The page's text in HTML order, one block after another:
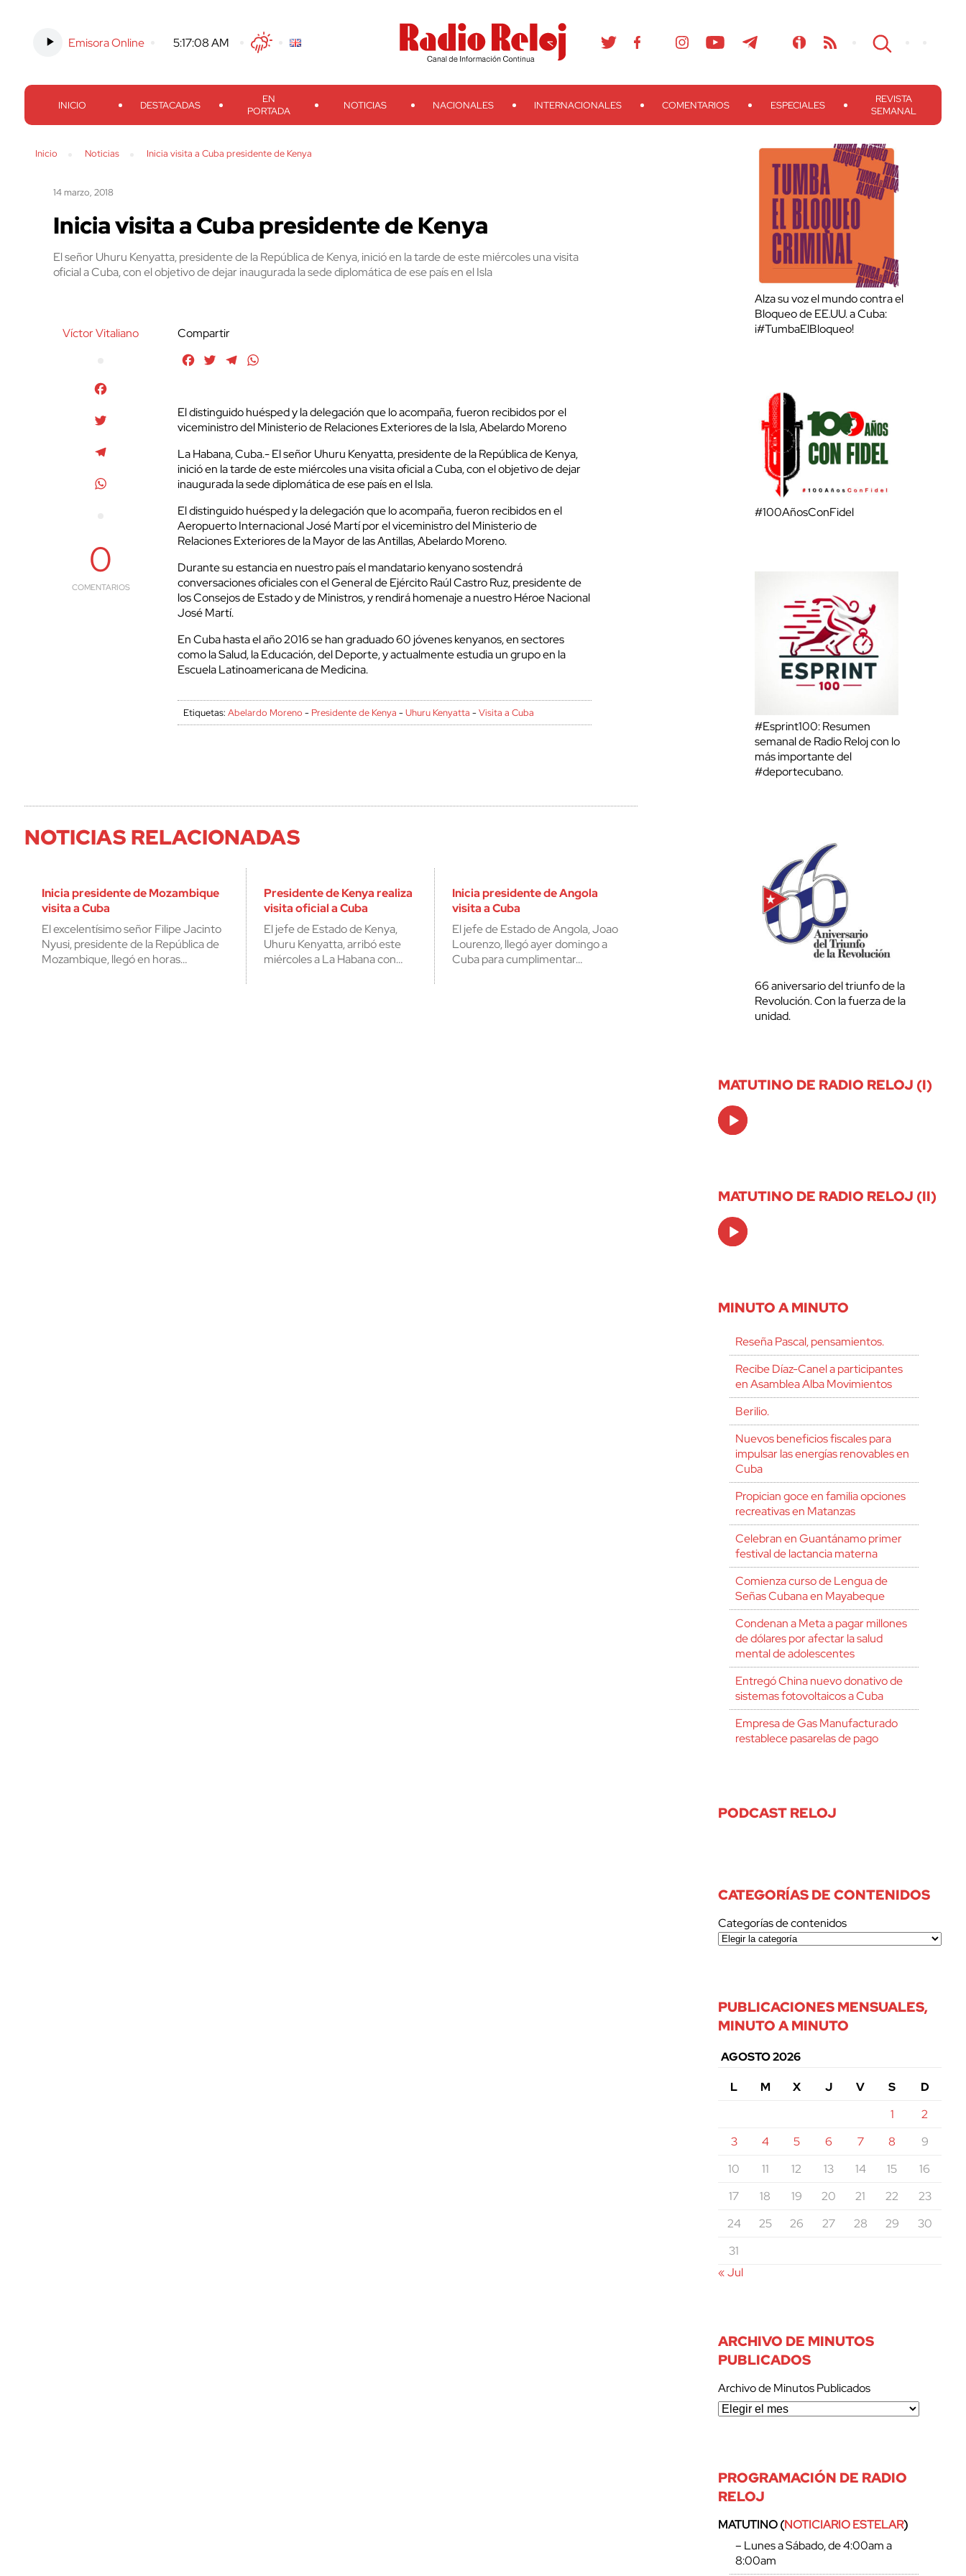
Emisora Online 5:17:09 AM TwitterFacebook
Threads
Instagram TelegramTeveo Ivoox RSS Search
INICIO DESTACADAS
EN
PORTADA
NOTICIAS NACIONALES INTERNACIONALES COMENTARIOS ESPECIALES
REVISTA
SEMANAL
Inicio Noticias Inicia visita a Cuba presidente de Kenya
14 marzo, 2018
Inicia visita a Cuba presidente de Kenya
El señor Uhuru Kenyatta, presidente de la República de Kenya, inició en la tarde de este miércoles una visita
oficial a Cuba, con el objetivo de dejar inaugurada la sede diplomática de ese país en el Isla
Víctor Vitaliano
0
COMENTARIOS
Compartir
FacebookTwitterTelegram
El distinguido huésped y la delegación que lo acompaña, fueron recibidos por el
viceministro del Ministerio de Relaciones Exteriores de la Isla, Abelardo Moreno
La Habana, Cuba.- El señor Uhuru Kenyatta, presidente de la República de Kenya,
inició en la tarde de este miércoles una visita oficial a Cuba, con el objetivo de dejar
inaugurada la sede diplomática de ese país en el Isla.
El distinguido huésped y la delegación que lo acompaña, fueron recibidos en el
Aeropuerto Internacional José Martí por el viceministro del Ministerio de
Relaciones Exteriores de la Mayor de las Antillas, Abelardo Moreno.
Durante su estancia en nuestro país el mandatario kenyano sostendrá
conversaciones oficiales con el General de Ejército Raúl Castro Ruz, presidente de
los Consejos de Estado y de Ministros, y rendirá homenaje a nuestro Héroe Nacional
José Martí.
En Cuba hasta el año 2016 se han graduado 60 jóvenes kenyanos, en sectores
como la Salud, la Educación, del Deporte, y actualmente estudia un grupo en la
Escuela Latinoamericana de Medicina.
Etiquetas:Abelardo Moreno - Presidente de Kenya -Uhuru Kenyatta -Visita a Cuba
NOTICIAS RELACIONADAS
Inicia presidente de Mozambique
visita a Cuba
El excelentísimo señor Filipe Jacinto
Nyusi, presidente de la República de
Mozambique, llegó en horas…
Presidente de Kenya realiza
visita oficial a Cuba
El jefe de Estado de Kenya,
Uhuru Kenyatta, arribó este
miércoles a La Habana con…
Inicia presidente de Angola
visita a Cuba
El jefe de Estado de Angola, Joao
Lourenzo, llegó ayer domingo a
Cuba para cumplimentar…
Alza su voz el mundo contra el
Bloqueo de EE.UU. a Cuba:
¡#TumbaElBloqueo!
#100AñosConFidel
#Esprint100: Resumen
semanal de Radio Reloj con lo
más importante del
#deportecubano.
66 aniversario del triunfo de la
Revolución. Con la fuerza de la
unidad.
MATUTINO DE RADIO RELOJ (I)
Audio
Player
MATUTINO DE RADIO RELOJ (II)
Audio
Player
MINUTO A MINUTO
Reseña Pascal, pensamientos.
Recibe Díaz-Canel a participantes
en Asamblea Alba Movimientos
Berilio.
Nuevos beneficios fiscales para
impulsar las energías renovables en
Cuba
Propician goce en familia opciones
recreativas en Matanzas
Celebran en Guantánamo primer
festival de lactancia materna
Comienza curso de Lengua de
Señas Cubana en Mayabeque
Condenan a Meta a pagar millones
de dólares por afectar la salud
mental de adolescentes
Entregó China nuevo donativo de
sistemas fotovoltaicos a Cuba
Empresa de Gas Manufacturado
restablece pasarelas de pago
PODCAST RELOJ
CATEGORÍAS DE CONTENIDOS
Categorías de contenidos
PUBLICACIONES MENSUALES,
MINUTO A MINUTO
AGOSTO 2026
L
M X J V S
D
1
2
3
4 5 6 7 8
9
10
11 12 13 14 15
16
17
18 19 20 21 22
23
24
25 26 27 28 29
30
31
« Jul
ARCHIVO DE MINUTOS
PUBLICADOS
Archivo de Minutos Publicados
PROGRAMACIÓN DE RADIO
RELOJ
MATUTINO (NOTICIARIO ESTELAR)
– Lunes a Sábado, de 4:00am a
8:00am